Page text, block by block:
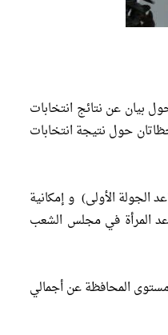
بيان عن نتائج انتخابات
التشريعية 2010 وقد رصد البيان ملاحظاتان حول نتيجة انتخابات
الوطني بعدد 46 مقعد في الجولة الأولى (100% من مقاعد الجولة الأولى) و إمكانية
نسبة 98% على الأقل من مقاعد المرأة في مجلس الشعب
مستوى المحافظة عن أجمالي